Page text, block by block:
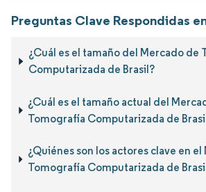
Preguntas Clave Respondidas
¿Cuál es el tamaño del Mercado de
Computarizada de Brasil?
¿Cuál es el tamaño actual del
Tomografía Computarizada de
¿Quiénes son los actores clave en
Tomografía Computarizada de